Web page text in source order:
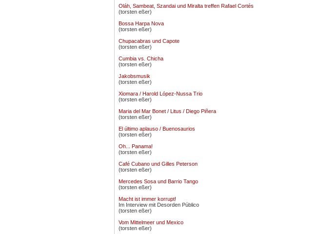
Oláh, Sambeat, Szandai und Miralta treffen Rafael Cortés
(torsten eßer)
Bossa Harpa Nova
(torsten eßer)
Chupacabras und Capote
(torsten eßer)
Cumbia vs. Chicha
(torsten eßer)
Jakobsmusik
(torsten eßer)
Xiomara / Harold López-Nussa Trio
(torsten eßer)
Maria del Mar Bonet / Litus / Diego Piñera
(torsten eßer)
El último aplauso / Buenosaurios
(torsten eßer)
Oh... Panama!
(torsten eßer)
Café Cubano und Gilles Peterson
(torsten eßer)
Mercedes Sosa und Barrio Tango
(torsten eßer)
Macht ist immer korrupt!
Im Interview mit Desorden Público
(torsten eßer)
Vom Mittelmeer und Mexico
(torsten eßer)